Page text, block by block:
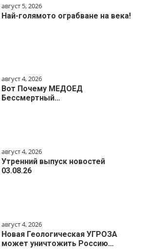
август 5, 2026
Най-голямото ограбване на века!
август 4, 2026
Вот Почему МЕДОЕД
Бессмертный…
август 4, 2026
Утренний выпуск новостей
03.08.26
август 4, 2026
Новая Геологическая УГРОЗА
может уничтожить Россию…